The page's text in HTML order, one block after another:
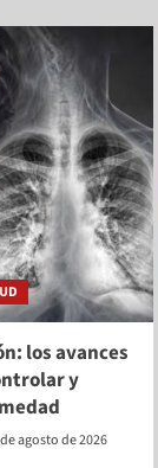
los avances
y
agosto de 2026